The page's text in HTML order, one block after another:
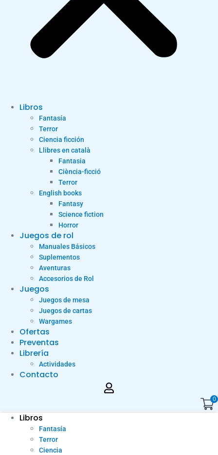
Libros
Fantasía
Terror
Ciencia ficción
Llibres en català
Fantasia
Ciència-ficció
Terror
English books
Fantasy
Science fiction
Horror
Juegos de rol
Manuales Básicos
Suplementos
Aventuras
Accesorios de Rol
Juegos
Juegos de mesa
Juegos de cartas
Wargames
Ofertas
Preventas
Librería
Actividades
Contacto
0
Libros
Fantasía
Terror
Ciencia